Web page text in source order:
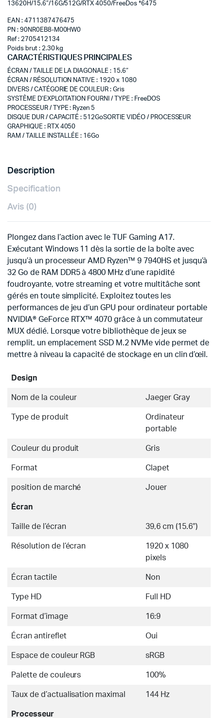
13620H/15.6″/16G/512G/RTX 4050/FreeDos *6475
EAN : 4711387476475
PN : 90NR0EB8-M00HW0
Ref : 2705412134
Poids brut : 2.30 kg
CARACTÉRISTIQUES PRINCIPALES
ÉCRAN / TAILLE DE LA DIAGONALE : 15.6″
ÉCRAN / RÉSOLUTION NATIVE : 1920 x 1080
DIVERS / CATÉGORIE DE COULEUR :Gris
SYSTÈME D’EXPLOITATION FOURNI / TYPE: FreeDOS
PROCESSEUR / TYPE: Ryzen 5
DISQUE DUR / CAPACITÉ : 512GoSORTIE VIDÉO / PROCESSEUR
GRAPHIQUE: RTX 4050
RAM / TAILLE INSTALLÉE : 16Go
Description
Specification
Avis (0)
Plongez dans l’action avec le TUF Gaming A17.
Exécutant Windows 11 dès la sortie de la boîte avec
jusqu’à un processeur AMD Ryzen™ 9 7940HS et jusqu’à
32 Go de RAM DDR5 à 4800 MHz d’une rapidité
foudroyante, votre streaming et votre multitâche sont
gérés en toute simplicité. Exploitez toutes les
performances de jeu d’un GPU pour ordinateur portable
NVIDIA® GeForce RTX™ 4070 grâce à un commutateur
MUX dédié. Lorsque votre bibliothèque de jeux se
remplit, un emplacement SSD M.2 NVMe vide permet de
mettre à niveau la capacité de stockage en un clin d’œil.
Design
Nom de la couleur Jaeger Gray
Type de produit
Ordinateur
portable
Couleur du produit Gris
Format Clapet
position de marché Jouer
Écran
Taille de l’écran 39,6 cm (15.6″)
Résolution de l’écran
1920 x 1080
pixels
Écran tactile Non
Type HD Full HD
Format d’image 16:9
Écran antireflet Oui
Espace de couleur RGB sRGB
Palette de couleurs 100%
Taux de d’actualisation maximal 144 Hz
Processeur